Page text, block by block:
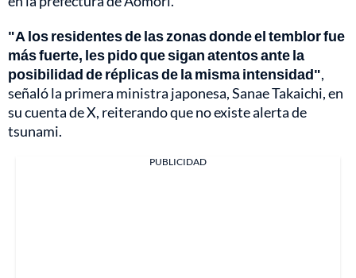
"A los residentes de las zonas donde el temblor fue
más fuerte, les pido que sigan atentos ante la
posibilidad de réplicas de la misma intensidad",
señaló la primera ministra japonesa, Sanae Takaichi, en
su cuenta de X, reiterando que no existe alerta de
tsunami.
PUBLICIDAD